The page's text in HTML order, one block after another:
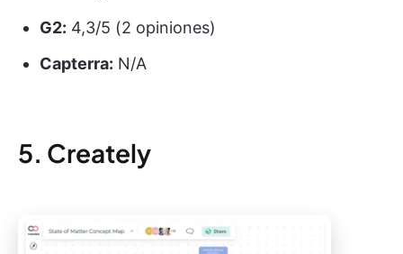
G2: 4,3/5 (2 opiniones)
Capterra: N/A
5. Creately